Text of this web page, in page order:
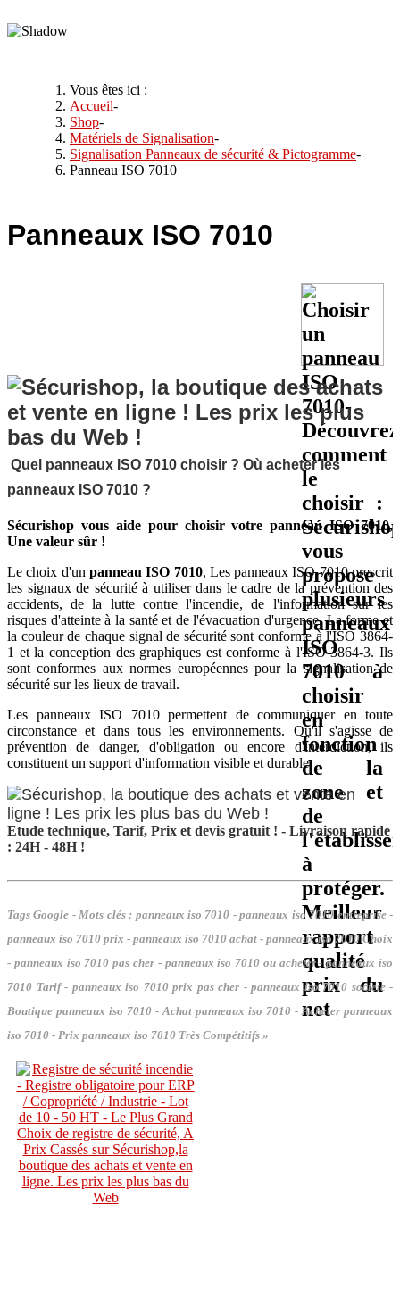
Vous êtes ici :
Accueil-
Shop-
Matériels de Signalisation-
Signalisation Panneaux de sécurité & Pictogramme-
Panneau ISO 7010
Panneaux ISO 7010
Quel panneaux ISO 7010 choisir ? Où acheter les
panneaux ISO 7010 ?
Sécurishop vous aide pour choisir votre panneau ISO 7010,
Une valeur sûr !
Le choix d'un panneau ISO 7010, Les panneaux ISO 7010 prescrit
les signaux de sécurité à utiliser dans le cadre de la prévention des
accidents, de la lutte contre l'incendie, de l'information sur les
risques d'atteinte à la santé et de l'évacuation d'urgence. La forme et
la couleur de chaque signal de sécurité sont conforme à l'ISO 3864-
1 et la conception des graphiques est conforme à l'ISO 3864-3. Ils
sont conformes aux normes européennes pour la signalisation de
sécurité sur les lieux de travail.
Les panneaux ISO 7010 permettent de communiquer en toute
circonstance et dans tous les environnements. Qu'il s'agisse de
prévention de danger, d'obligation ou encore d'interdiction, ils
constituent un support d'information visible et durable.
Etude technique, Tarif, Prix et devis gratuit ! - Livraison rapide
: 24H - 48H !
Tags Google - Mots clés : panneaux iso 7010 - panneaux iso 7010 entreprise -
panneaux iso 7010 prix - panneaux iso 7010 achat - panneaux iso 7010 Choix
- panneaux iso 7010 pas cher - panneaux iso 7010 ou acheter - panneaux iso
7010 Tarif - panneaux iso 7010 prix pas cher - panneaux iso 7010 societe -
Boutique panneaux iso 7010 - Achat panneaux iso 7010 - Acheter panneaux
iso 7010 - Prix panneaux iso 7010 Très Compétitifs »